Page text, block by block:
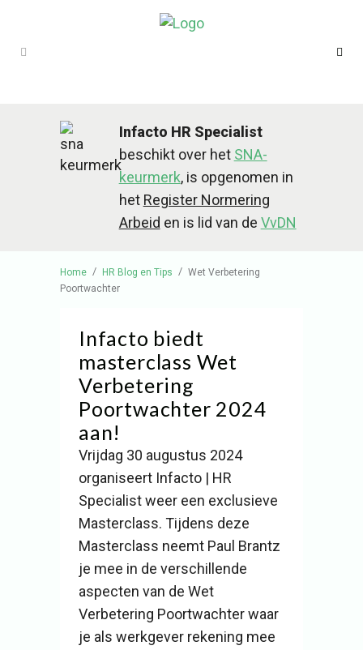
Infacto HR Specialist
beschikt over het SNA-
keurmerk, is opgenomen in
het Register Normering
Arbeid en is lid van de VvDN
Home / HR Blog en Tips / Wet Verbetering
Poortwachter
Infacto biedt
masterclass Wet
Verbetering
Poortwachter 2024
aan!
Vrijdag 30 augustus 2024
organiseert Infacto | HR
Specialist weer een exclusieve
Masterclass. Tijdens deze
Masterclass neemt Paul Brantz
je mee in de verschillende
aspecten van de Wet
Verbetering Poortwachter waar
je als werkgever rekening mee